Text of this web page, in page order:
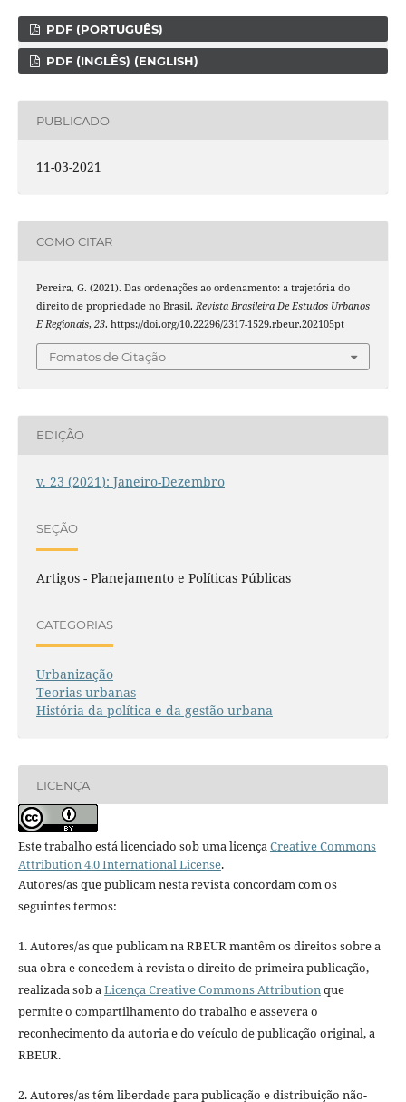
PDF (PORTUGUÊS)
PDF (INGLÊS) (ENGLISH)
PUBLICADO
11-03-2021
COMO CITAR
Pereira, G. (2021). Das ordenações ao ordenamento: a trajetória do
direito de propriedade no Brasil. Revista Brasileira De Estudos Urbanos
E Regionais, 23. https://doi.org/10.22296/2317-1529.rbeur.202105pt
Fomatos de Citação
EDIÇÃO
v. 23 (2021): Janeiro-Dezembro
SEÇÃO
Artigos - Planejamento e Políticas Públicas
CATEGORIAS
Urbanização
Teorias urbanas
História da política e da gestão urbana
LICENÇA
Este trabalho está licenciado sob uma licençaCreative Commons
Attribution 4.0 International License.
Autores/as que publicam nesta revista concordam com os
seguintes termos:
1. Autores/as que publicam na RBEUR mantêm os direitos sobre a
sua obra e concedem à revista o direito de primeira publicação,
realizada sob aLicença Creative Commons Attributionque
permite o compartilhamento do trabalho e assevera o
reconhecimento da autoria e do veículo de publicação original, a
RBEUR.
2. Autores/as têm liberdade para publicação e distribuição não-